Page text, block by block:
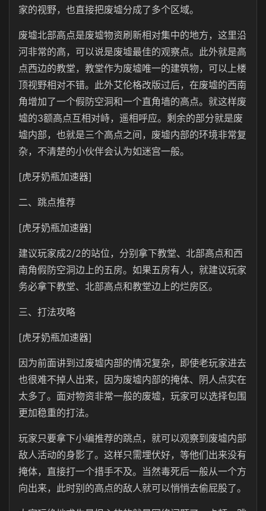
家的视野，也直接把废墟分成了多个区域。
废墟北部高点是废墟物资刷新相对集中的地方，这里沿
河非常的高，可以说是废墟最佳的观察点。此外就是高
点西边的教堂，教堂作为废墟唯一的建筑物，可以上楼
顶视野相对不错。此外艾伦格改版过后，在废墟的西南
角增加了一个假防空洞和一个直角墙的高点。就这样废
墟的3额高点互相对峙，遥相呼应。剩余的部分就是废
墟内部，也就是三个高点之间，废墟内部的环境非常复
杂，不清楚的小伙伴会认为如迷宫一般。
[虎牙奶瓶加速器]
二、跳点推荐
[虎牙奶瓶加速器]
建议玩家成2/2的站位，分别拿下教堂、北部高点和西
南角假防空洞边上的五房。如果五房有人，就建议玩家
务必拿下教堂、北部高点和教堂边上的烂房区。
三、打法攻略
[虎牙奶瓶加速器]
因为前面讲到过废墟内部的情况复杂，即使老玩家进去
也很难不掉人出来，因为废墟内部的掩体、阴人点实在
太多了。面对物资非常一般的废墟，玩家可以选择包围
更加稳重的打法。
玩家只要拿下小编推荐的跳点，就可以观察到废墟内部
敌人活动的身影了。这样只需埋伏好，等他们出来没有
掩体，直接打一个措手不及。当然毒死后一般从一个方
向出来，此时别的高点的敌人就可以悄悄去偷屁股了。